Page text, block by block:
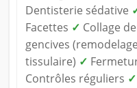
Dentisterie sédative
Facettes ✓ Collage
gencives
tissulaire) ✓
Contrôles réguliers ✓